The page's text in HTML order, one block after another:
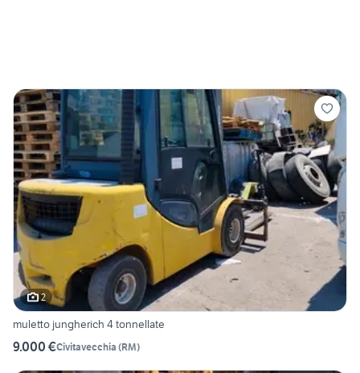
2
muletto jungherich 4 tonnellate
9.000 €Civitavecchia (RM)